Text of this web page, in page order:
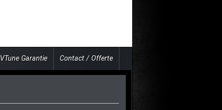
VTune Garantie Contact / Offerte